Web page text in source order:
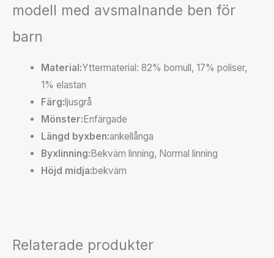
modell med avsmalnande ben för
barn
Material:Yttermaterial: 82% bomull, 17% poliser,
1% elastan
Färg:ljusgrå
Mönster:Enfärgade
Längd byxben:ankellånga
Byxlinning:Bekväm linning, Normal linning
Höjd midja:bekväm
Relaterade produkter